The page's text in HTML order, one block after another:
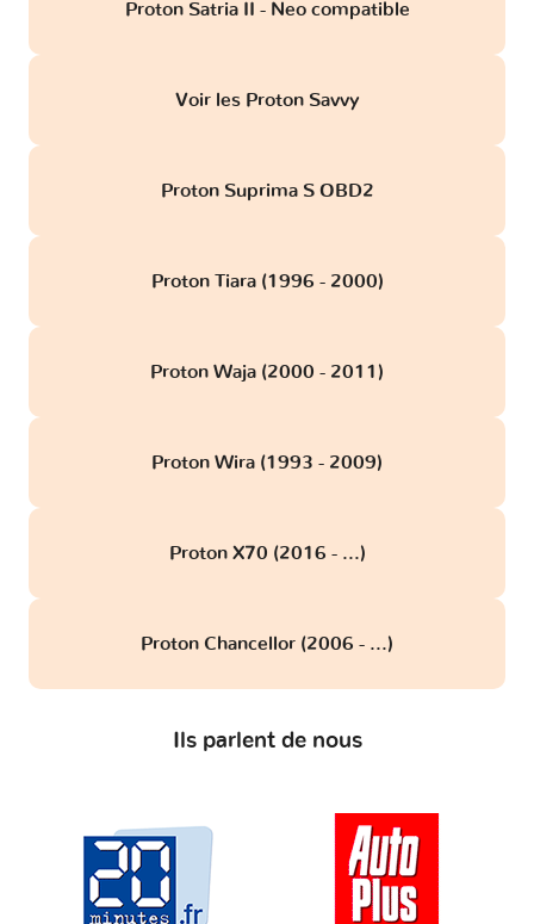
Proton Satria II - Neo compatible
Voir les Proton Savvy
Proton Suprima S OBD2
Proton Tiara (1996 - 2000)
Proton Waja (2000 - 2011)
Proton Wira (1993 - 2009)
Proton X70 (2016 - ...)
Proton Chancellor (2006 - ...)
Ils parlent de nous